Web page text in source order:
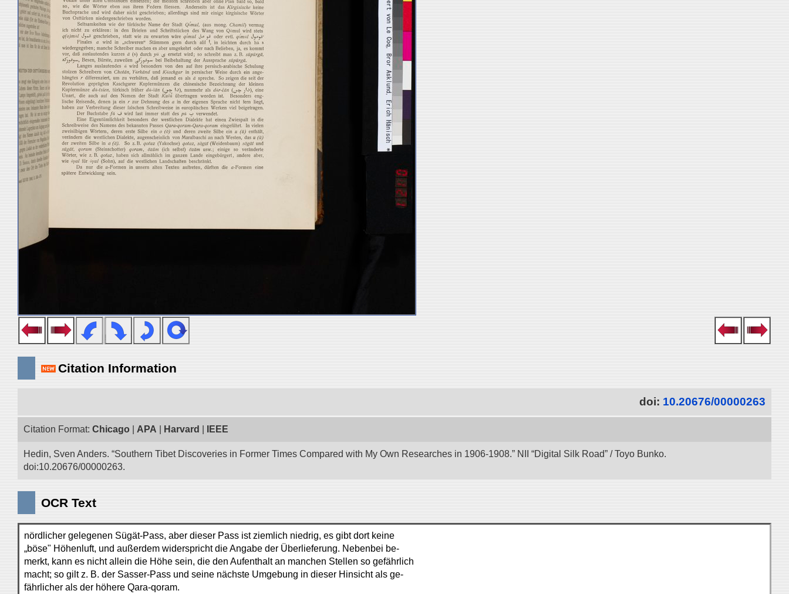
Citation Information
doi: 10.20676/00000263
Citation Format: Chicago APA Harvard IEEE
Hedin, Sven Anders. “Southern Tibet Discoveries in Former Times Compared with My Own Researches in 1906-1908.” NII “Digital Silk Road” / Toyo Bunko.
doi:10.20676/00000263.
OCR Text
nördlicher gelegenen Sügät-Pass, aber dieser Pass ist ziemlich niedrig, es gibt dort keine
„böse" Höhenluft, und außerdem widerspricht die Angabe der Überlieferung. Nebenbei be-
merkt, kann es nicht allein die Höhe sein, die den Aufenthalt an manchen Stellen so gefährlich
macht; so gilt z. B. der Sasser-Pass und seine nächste Umgebung in dieser Hinsicht als ge-
fährlicher als der höhere Qara-qoram.